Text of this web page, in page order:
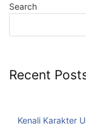
Search
Recent
Kenali Karakter